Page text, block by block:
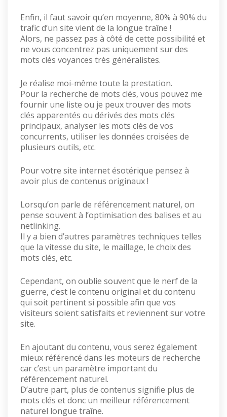
Enfin, il faut savoir qu’en moyenne, 80% à 90% du
trafic d’un site vient de la longue traîne !
Alors, ne passez pas à côté de cette possibilité et
ne vous concentrez pas uniquement sur des
mots clés voyances très généralistes.
Je réalise moi-même toute la prestation.
Pour la recherche de mots clés, vous pouvez me
fournir une liste ou je peux trouver des mots
clés apparentés ou dérivés des mots clés
principaux, analyser les mots clés de vos
concurrents, utiliser les données croisées de
plusieurs outils, etc.
Pour votre site internet ésotérique pensez à
avoir plus de contenus originaux !
Lorsqu’on parle de référencement naturel, on
pense souvent à l’optimisation des balises et au
netlinking.
Il y a bien d’autres paramètres techniques telles
que la vitesse du site, le maillage, le choix des
mots clés, etc.
Cependant, on oublie souvent que le nerf de la
guerre, c’est le contenu original et du contenu
qui soit pertinent si possible afin que vos
visiteurs soient satisfaits et reviennent sur votre
site.
En ajoutant du contenu, vous serez également
mieux référencé dans les moteurs de recherche
car c’est un paramètre important du
référencement naturel.
D’autre part, plus de contenus signifie plus de
mots clés et donc un meilleur référencement
naturel longue traîne.